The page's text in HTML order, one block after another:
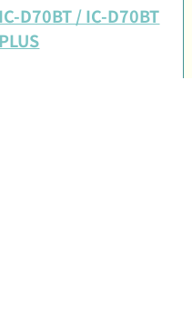
IC-D70BT / IC-D70BT
PLUS